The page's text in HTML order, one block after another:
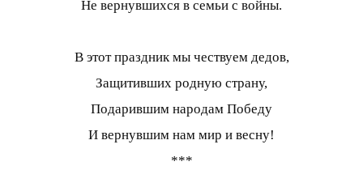
Не вернувшихся в семьи с войны.
В этот праздник мы чествуем дедов,
Защитивших родную страну,
Подарившим народам Победу
И вернувшим нам мир и весну!
***